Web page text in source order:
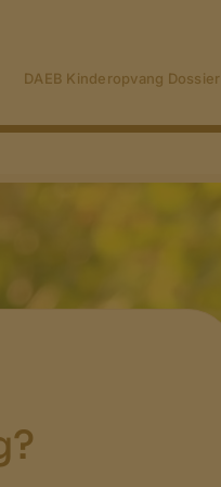
DAEB Kinderopvang Dossier